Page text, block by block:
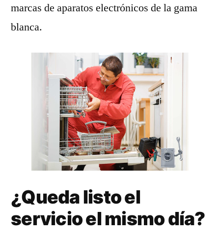
marcas de aparatos electrónicos de la gama
blanca.
¿Queda listo el
servicio el mismo día?